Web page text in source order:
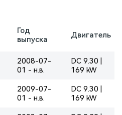
Год
выпуска
Двигатель
2008-07-
01 - н.в.
DC 9.30 |
169 kW
2009-07-
01 - н.в.
DC 9.30 |
169 kW